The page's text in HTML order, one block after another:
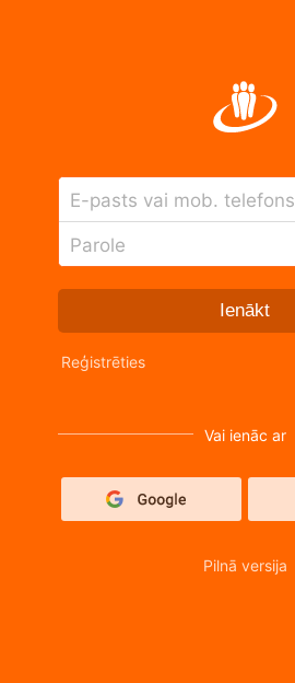
E-pasts vai mob. telefons
Parole
Ienākt
Reģistrēties
Vai ienāc ar
Pilnā versija